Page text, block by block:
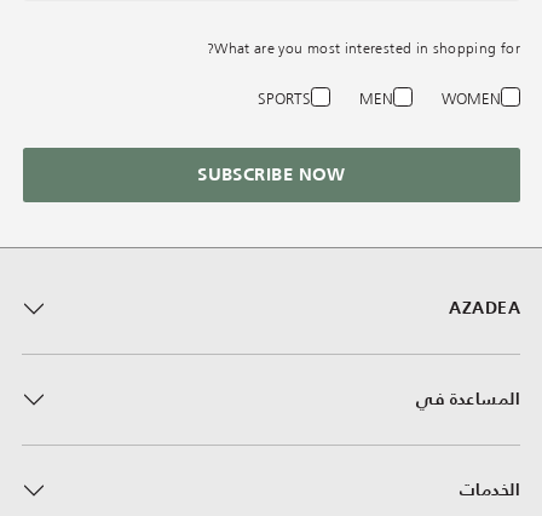
AZADEA
المساعدة في
الخدمات
What are you most interested in shopping for?
WOMEN
MEN
SPORTS
SUBSCRIBE NOW